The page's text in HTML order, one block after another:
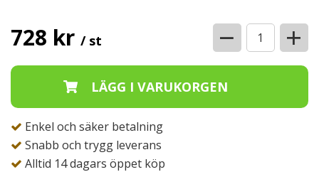
728 kr / st − +
Enkel och säker betalning
Snabb och trygg leverans
Alltid 14 dagars öppet köp